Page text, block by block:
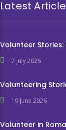
Latest
Volunteer
7 July 2026
Volunteering
19 June 2026
Volunteer in